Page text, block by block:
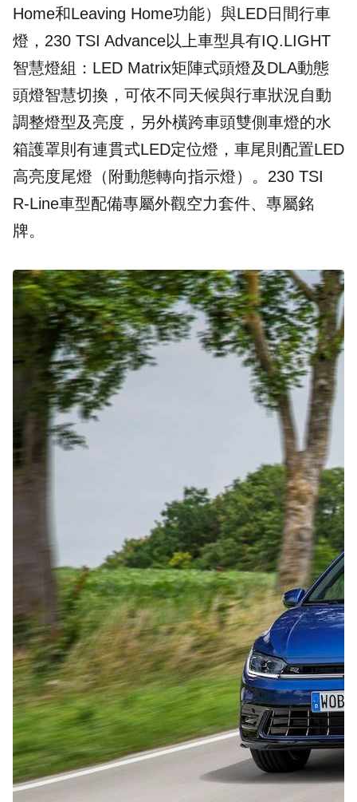
Home和Leaving Home功能）與LED日間行車
燈，230 TSI Advance以上車型具有IQ.LIGHT
智慧燈組：LED Matrix矩陣式頭燈及DLA動態
頭燈智慧切換，可依不同天候與行車狀況自動
調整燈型及亮度，另外橫跨車頭雙側車燈的水
箱護罩則有連貫式LED定位燈，車尾則配置LED
高亮度尾燈（附動態轉向指示燈）。230 TSI
R-Line車型配備專屬外觀空力套件、專屬銘
牌。